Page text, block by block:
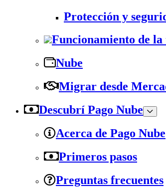
Protección y
Funcionamiento de la
Nube
Migrar desde
Descubrí Pago Nube
Acerca de Pago Nube
Primeros pasos
Preguntas frecuentes